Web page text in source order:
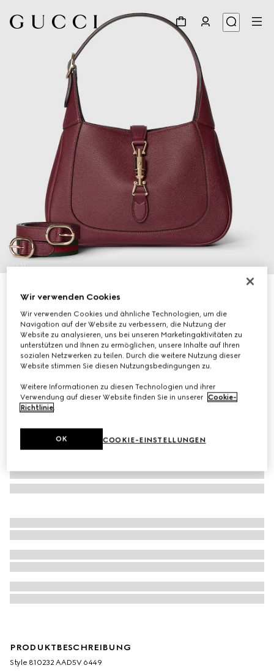
1 11
Mittelgroße Gucci Jackie 1961 Tasche
€ 3.200
VariantenLeder in Rosso Ancora Rot
PRODUKTBESCHREIBUNG
Style ‎810232 AAD5V 6449
Wir verwenden Cookies
Wir verwenden Cookies und ähnliche Technologien, um die
Navigation auf der Website zu verbessern, die Nutzung der
Website zu analysieren, uns bei unseren Marketingaktivitäten zu
unterstützen und Ihnen zu ermöglichen, unsere Inhalte auf Ihren
sozialen Netzwerken zu teilen. Durch die weitere Nutzung dieser
Website stimmen Sie diesen Nutzungsbedingungen zu.
Weitere Informationen zu diesen Technologien und ihrer
Verwendung auf dieser Website finden Sie in unserer Cookie-
Richtlinie.
COOKIE-EINSTELLUNGEN
OK